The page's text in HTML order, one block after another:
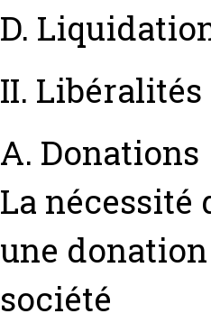
D.
II. Libéralités
A. Donations
La nécessité
une
société